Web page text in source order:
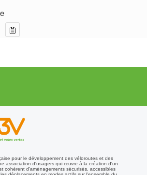
pour le développement des véloroutes et des
association d'usagers qui œuvre à la création d'un
cohérent d'aménagements sécurisés, accessibles